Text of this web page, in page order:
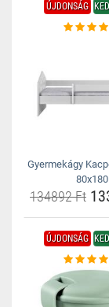
ÚJDONSÁG
Gyermekágy
80x180
134892 Ft
ÚJDONSÁG